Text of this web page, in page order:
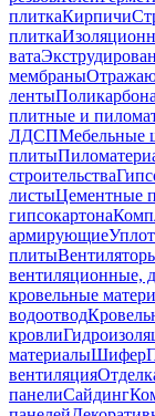
плиткаКирпичи
плитка
вата
мембраны
ленты
плитные и
ЛДСПМебельные
плиты
строительства
листыЦементные
гипсокартона
армирующие
плиты
вентиляционные,
кровельные
водоотвод
кровли
материалыШифер
вентиляция
панелиСайдинг